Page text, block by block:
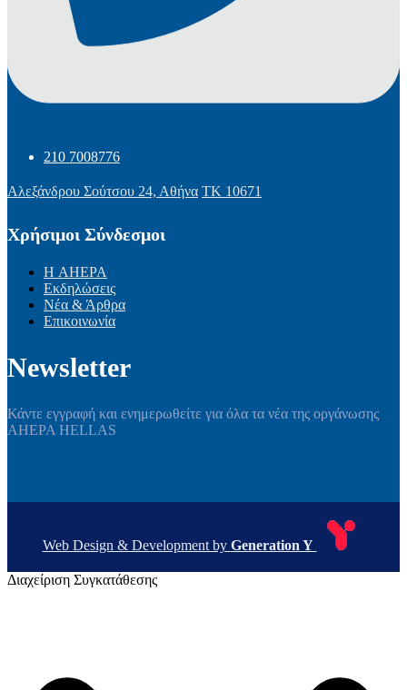
210 7008776
Αλεξάνδρου Σούτσου 24, Αθήνα ΤΚ 10671
Χρήσιμοι Σύνδεσμοι
Η AHEPA
Εκδηλώσεις
Νέα & Άρθρα
Επικοινωνία
Newsletter
Κάντε εγγραφή και ενημερωθείτε για όλα τα νέα της οργάνωσης
AHEPA HELLAS
Web Design & Development by Generation Y
Διαχείριση Συγκατάθεσης